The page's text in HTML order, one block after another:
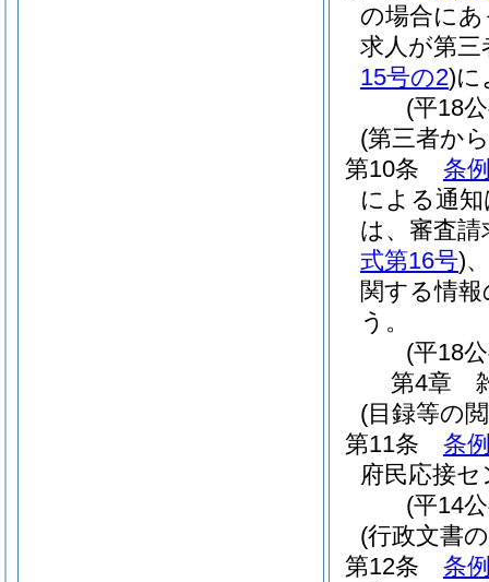
の場合に
求人が第
15号の2)に
(平18
(第三者か
第10条
条
による通
は、審査
式第16号)、
関する情
う。
(平18
第4章
(目録等の
第11条
条
府民応接
(平14
(行政文書
第12条
条